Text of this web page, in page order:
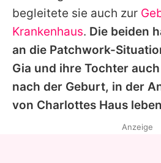
begleitete sie auch zur
Krankenhaus. Die beiden
an die Patchwork-
Gia und ihre Tochter
nach der Geburt, in der
von Charlottes Haus
Anzeige